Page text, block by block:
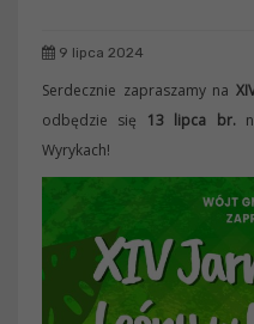
9 lipca 2024
Serdecznie zapraszamy na
odbędzie się 13 lipca br.
Wyrykach!